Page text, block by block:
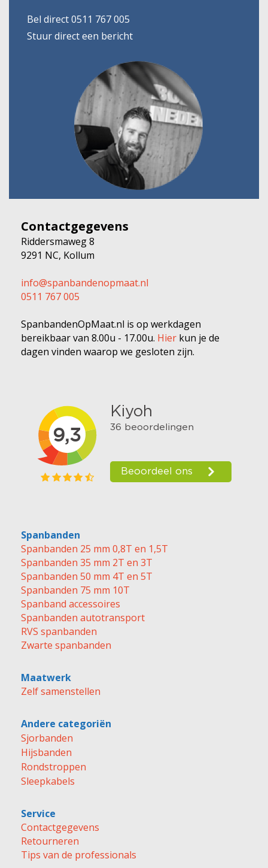
Bel direct 0511 767 005
Stuur direct een bericht
Contactgegevens
Riddersmaweg 8
9291 NC, Kollum
info@spanbandenopmaat.nl
0511 767 005
SpanbandenOpMaat.nl is op werkdagen
bereikbaar van 8.00u - 17.00u. Hier kun je de
dagen vinden waarop we gesloten zijn.
Spanbanden
Spanbanden 25 mm 0,8T en 1,5T
Spanbanden 35 mm 2T en 3T
Spanbanden 50 mm 4T en 5T
Spanbanden 75 mm 10T
Spanband accessoires
Spanbanden autotransport
RVS spanbanden
Zwarte spanbanden
Maatwerk
Zelf samenstellen
Andere categoriën
Sjorbanden
Hijsbanden
Rondstroppen
Sleepkabels
Service
Contactgegevens
Retourneren
Tips van de professionals